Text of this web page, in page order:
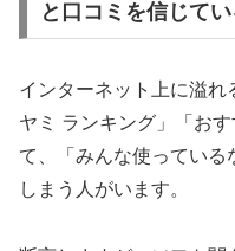
と口コミを信じてい
インターネット上に溢れ
ヤミ ランキング」「お
て、「みんな使っている
しまう人がいます。